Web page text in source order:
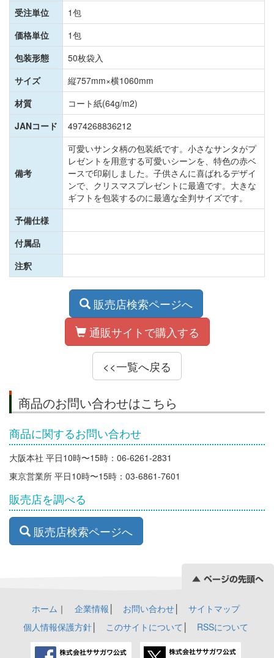
受注単位
1包
価格単位
1包
包装形態
50枚袋入
サイズ
縦757mm×横1060mm
材質
コート紙(64g/m2)
JANコード
4974268836212
備考
可愛いサンタ柄の包装紙です。小さなサンタがプ
レゼントを用意する可愛いシーンを、特色の赤ベ
ースで印刷しました。子供さんに喜ばれるデザイ
ンで、クリスマスプレゼントに最適です。大きな
ギフトを包装するのに最適な全判サイズです。
予備仕様
付属品
注釈
販売店検索ページへ
通販サイトで購入する
<<一覧へ戻る
商品のお問い合わせはこちら
商品に関するお問い合わせ
大阪本社 平日10時〜15時：06-6261-2831
東京営業所 平日10時〜15時：03-6861-7601
販売店を調べる
販売店検索ページへ
ホーム ｜ 企業情報 お問い合わせ│
サイトマップ
個人情報保護方針│ このサイトについて RSSについて